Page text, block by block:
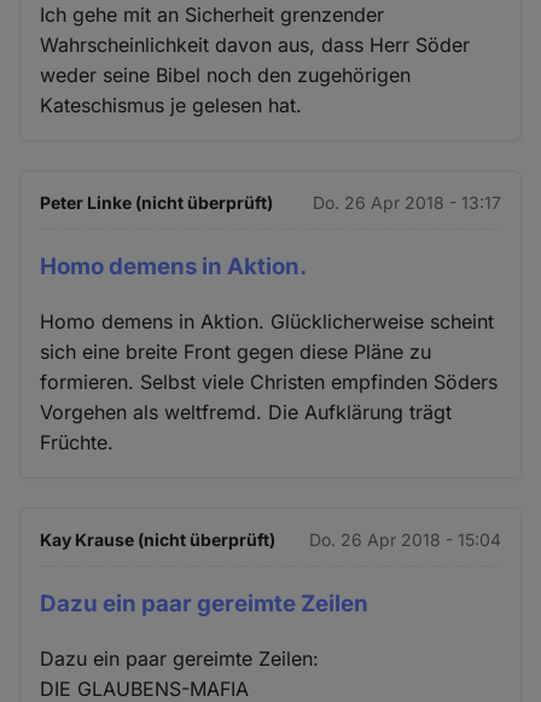
Ich gehe mit an Sicherheit grenzender
Wahrscheinlichkeit davon aus, dass Herr Söder
weder seine Bibel noch den zugehörigen
Kateschismus je gelesen hat.
Peter Linke (nicht überprüft) Do. 26 Apr 2018 - 13:17
Homo demens in Aktion.
Homo demens in Aktion. Glücklicherweise scheint
sich eine breite Front gegen diese Pläne zu
formieren. Selbst viele Christen empfinden Söders
Vorgehen als weltfremd. Die Aufklärung trägt
Früchte.
Kay Krause (nicht überprüft) Do. 26 Apr 2018 - 15:04
Dazu ein paar gereimte Zeilen
Dazu ein paar gereimte Zeilen:
DIE GLAUBENS-MAFIA